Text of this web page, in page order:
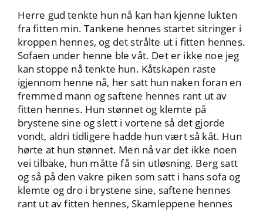
Herre gud tenkte hun nå kan han kjenne lukten
fra fitten min. Tankene hennes startet sitringer i
kroppen hennes, og det strålte ut i fitten hennes.
Sofaen under henne ble våt. Det er ikke noe jeg
kan stoppe nå tenkte hun. Kåtskapen raste
igjennom henne nå, her satt hun naken foran en
fremmed mann og saftene hennes rant ut av
fitten hennes. Hun stønnet og klemte på
brystene sine og slett i vortene så det gjorde
vondt, aldri tidligere hadde hun vært så kåt. Hun
hørte at hun stønnet. Men nå var det ikke noen
vei tilbake, hun måtte få sin utløsning. Berg satt
og så på den vakre piken som satt i hans sofa og
klemte og dro i brystene sine, saftene hennes
rant ut av fitten hennes, Skamleppene hennes